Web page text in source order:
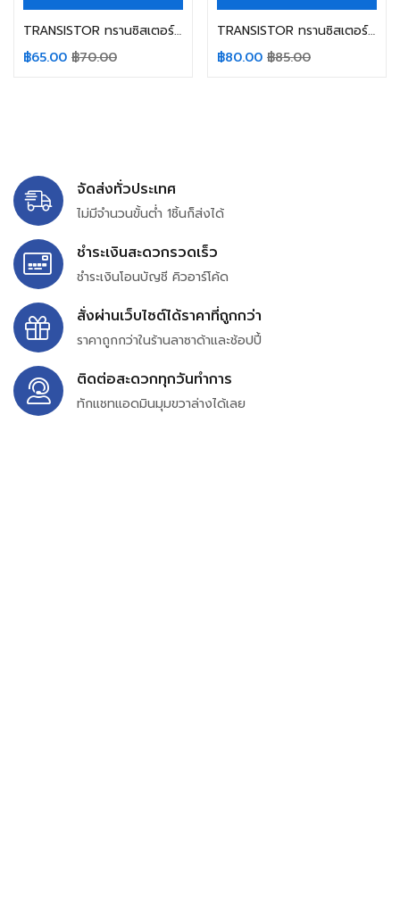
TRANSISTOR ทรานซิสเตอร์ BUX98A ST 450V 30A 250W
฿65.00 ฿70.00
TRANSISTOR ทรานซิสเตอร์ G4PC50UD IR
฿80.00 ฿85.00
จัดส่งทั่วประเทศ
ไม่มีจำนวนขั้นต่ำ 1ชิ้นก็ส่งได้
ชำระเงินสะดวกรวดเร็ว
ชำระเงินโอนบัญชี คิวอาร์โค้ด
สั่งผ่านเว็บไซต์ได้ราคาที่ถูกกว่า
ราคาถูกกว่าในร้านลาซาด้าและช้อปปี้
ติดต่อสะดวกทุกวันทำการ
ทักแชทแอดมินมุมขวาล่างได้เลย